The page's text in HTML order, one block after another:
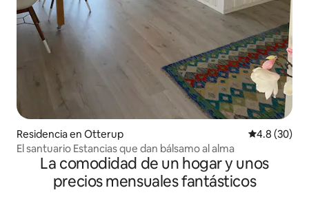
Residencia en Otterup Calificación
4.8 (30)
El santuario Estancias que dan bálsamo al alma
La comodidad de un hogar y unos
precios mensuales fantásticos